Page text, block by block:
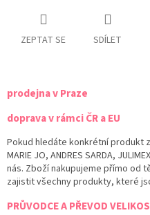
ZEPTAT SE SDÍLET
prodejna v Praze
doprava v rámci ČR a EU
Pokud hledáte konkrétní produkt
MARIE JO, ANDRES SARDA,
nás. Zboží nakupujeme přímo od
zajistit všechny produkty, které
PRŮVODCE A PŘEVOD